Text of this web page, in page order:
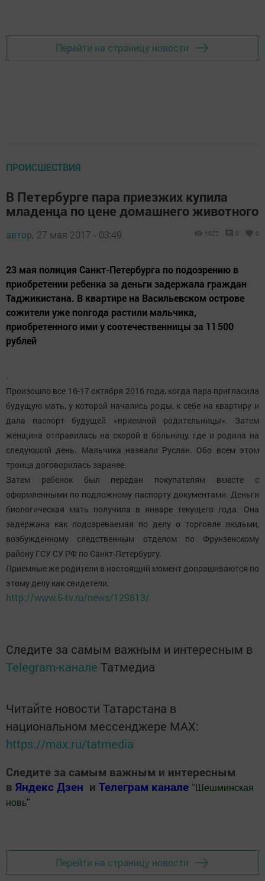
Перейти на страницу новости
ПРОИСШЕСТВИЯ
В Петербурге пара приезжих купила
младенца по цене домашнего животного
автор, 27 мая 2017 - 03:49 1022 0 0
23 мая полиция Санкт-Петербурга по подозрению в
приобретении ребенка за деньги задержала граждан
Таджикистана. В квартире на Васильевском острове
сожители уже полгода растили мальчика,
приобретенного ими у соотечественницы за 11 500
рублей
.
Произошло все 16-17 октября 2016 года, когда пара пригласила
будущую мать, у которой начались роды, к себе на квартиру и
дала паспорт будущей «приемной родительницы». Затем
женщина отправилась на скорой в больницу, где и родила на
следующий день. Мальчика назвали Руслан. Обо всем этом
троица договорилась заранее.
Затем ребенок был передан покупателям вместе с
оформленными по подложному паспорту документами. Деньги
биологическая мать получила в январе текущего года. Она
задержана как подозреваемая по делу о торговле людьми,
возбужденному следственным отделом по Фрунзенскому
району ГСУ СУ РФ по Санкт-Петербургу.
Приемные же родители в настоящий момент допрашиваются по
этому делу как свидетели.
http://www.5-tv.ru/news/129813/
Следите за самым важным и интересным в
Telegram-канале Татмедиа
Читайте новости Татарстана в
национальном мессенджере MАХ:
https://max.ru/tatmedia
Следите за самым важным и интересным
в Яндекс Дзен и Телеграм канале " Шешминская
новь"
Перейти на страницу новости